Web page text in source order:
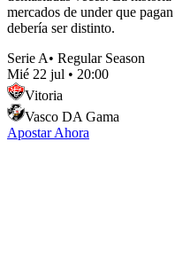
mercados de under que
debería ser distinto.
Serie A• Regular Season
Mié 22 jul • 20:00
Vitoria
Vasco DA Gama
Apostar Ahora